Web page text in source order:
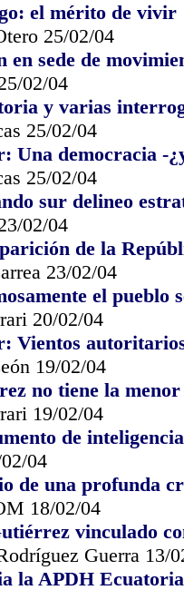
el mérito de vivir
25/02/04
en sede de
02/04
y varias
25/02/04
Una democracia -
25/02/04
sur delineo
02/04
de la
23/02/04
el pueblo
20/02/04
Vientos
19/02/04
no tiene la
19/02/04
de
04
de una profunda
18/02/04
vinculado
Guerra 13/
la APDH